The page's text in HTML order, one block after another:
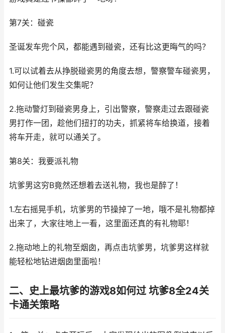
第7关：碰瓷
圣诞发车兜个风，都能遇到碰瓷，还有比这更晦气的吗？
1.可以试着去从挣脱碰瓷男的角度去想，警察警车碰瓷男，
如何让他们发生交集呢？
2.拖动警灯到碰瓷男身上，引出警察，警察走过去跟碰瓷
男打作一团，趁他们扭打的功夫，抓紧将车给换道，接着
将车开走，就可以通关了。
第8关：我要派礼物
坑爹男这穷B竟然还想着去送礼物，我也是醉了！
1.左右摇晃手机，坑爹男的节操掉了一地，哦不是礼物都掉
出来了，大家往地上一看，这里面还真的有礼物耶！
2.拖动地上的礼物至烟囱，再点击坑爹男，坑爹男这样就
能轻松地钻进烟囱里面啦！
二、史上最坑爹的游戏8如何过 坑爹8全24关
卡通关策略